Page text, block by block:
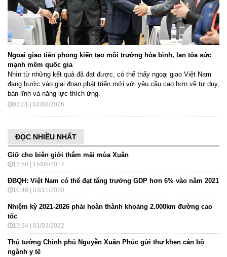
Ngoại giao tiên phong kiến tạo môi trường hòa bình, lan tỏa sức
mạnh mềm quốc gia
Nhìn từ những kết quả đã đạt được, có thể thấy ngoại giao Việt Nam
đang bước vào giai đoạn phát triển mới với yêu cầu cao hơn về tư duy,
bản lĩnh và năng lực thích ứng.
03:01 | 04/08/2026
ĐỌC NHIỀU NHẤT
Giữ cho biên giới thắm mãi mùa Xuân
13:58 | 15/05/2017
ĐBQH: Việt Nam có thể đạt tăng trưởng GDP hơn 6% vào năm 2021
10:48 | 03/11/2020
Nhiệm kỳ 2021-2026 phải hoàn thành khoảng 2.000km đường cao
tốc
13:34 | 01/03/2022
Thủ tướng Chính phủ Nguyễn Xuân Phúc gửi thư khen cán bộ
ngành y tế